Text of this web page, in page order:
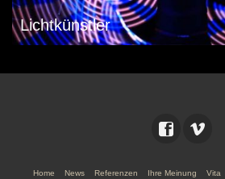
Lichtkünstler
Home News Referenzen Ihre Meinung Vita